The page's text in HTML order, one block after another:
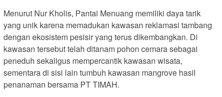
Menurut Nur Kholis, Pantai Menuang memiliki daya tarik
yang unik karena memadukan kawasan reklamasi tambang
dengan ekosistem pesisir yang terus dikembangkan. Di
kawasan tersebut telah ditanam pohon cemara sebagai
peneduh sekaligus mempercantik kawasan wisata,
sementara di sisi lain tumbuh kawasan mangrove hasil
penanaman bersama PT TIMAH.